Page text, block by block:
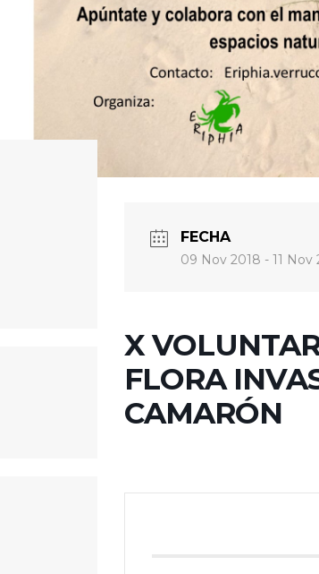
FECHA
09 Nov 2018 - 11 Nov
X
FLORA
CAMARÓN